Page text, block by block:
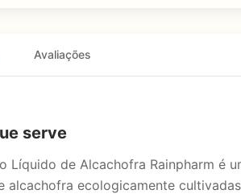
Avaliações
serve
Líquido de Alcachofra Rainpharm é
alcachofra ecologicamente